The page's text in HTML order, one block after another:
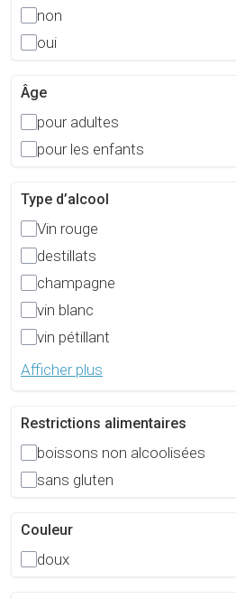
non
oui
Âge
pour adultes
pour les enfants
Type d’alcool
Vin rouge
destillats
champagne
vin blanc
vin pétillant
Afficher plus
Restrictions alimentaires
boissons non alcoolisées
sans gluten
Couleur
doux